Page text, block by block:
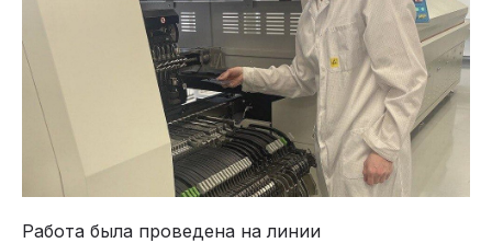
Работа была проведена на линии